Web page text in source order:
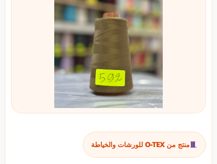
منتج من O-TEX للورشات والخياطة